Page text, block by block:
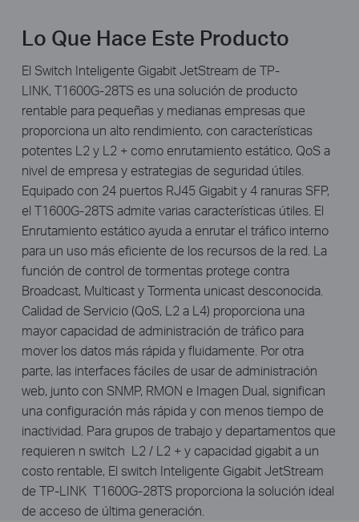
Lo Que Hace Este Producto
El Switch Inteligente Gigabit JetStream de TP-
LINK, T1600G-28TS es una solución de producto
rentable para pequeñas y medianas empresas que
proporciona un alto rendimiento, con características
potentes L2 y L2 + como enrutamiento estático, QoS a
nivel de empresa y estrategias de seguridad útiles.
Equipado con 24 puertos RJ45 Gigabit y 4 ranuras SFP,
el T1600G-28TS admite varias características útiles. El
Enrutamiento estático ayuda a enrutar el tráfico interno
para un uso más eficiente de los recursos de la red. La
función de control de tormentas protege contra
Broadcast, Multicast y Tormenta unicast desconocida.
Calidad de Servicio (QoS, L2 a L4) proporciona una
mayor capacidad de administración de tráfico para
mover los datos más rápida y fluidamente. Por otra
parte, las interfaces fáciles de usar de administración
web, junto con SNMP, RMON e Imagen Dual, significan
una configuración más rápida y con menos tiempo de
inactividad. Para grupos de trabajo y departamentos que
requieren n switch L2 / L2 + y capacidad gigabit a un
costo rentable, El switch Inteligente Gigabit JetStream
de TP-LINK T1600G-28TS proporciona la solución ideal
de acceso de última generación.